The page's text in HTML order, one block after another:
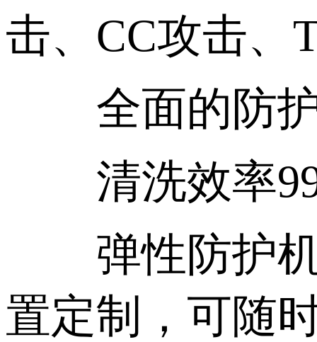
击、CC攻击、
全面的防护
清洗效率
弹性防护机
置定制，可随